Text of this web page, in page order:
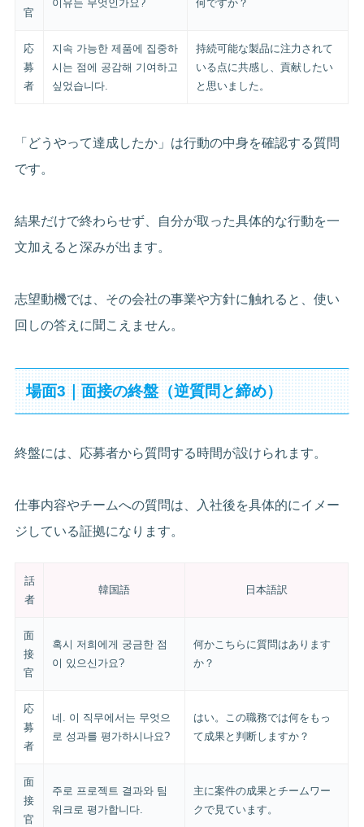
官
이유는 무엇인가요? 何ですか？
応
募
者
지속 가능한 제품에 집중하
시는 점에 공감해 기여하고
싶었습니다.
持続可能な製品に注力されて
いる点に共感し、貢献したい
と思いました。
「どうやって達成したか」は行動の中身を確認する質問
です。
結果だけで終わらせず、自分が取った具体的な行動を一
文加えると深みが出ます。
志望動機では、その会社の事業や方針に触れると、使い
回しの答えに聞こえません。
場面3｜面接の終盤（逆質問と締め）
終盤には、応募者から質問する時間が設けられます。
仕事内容やチームへの質問は、入社後を具体的にイメー
ジしている証拠になります。
話
者
韓国語 日本語訳
面
接
官
혹시 저희에게 궁금한 점
이 있으신가요?
何かこちらに質問はあります
か？
応
募
者
네. 이 직무에서는 무엇으
로 성과를 평가하시나요?
はい。この職務では何をもっ
て成果と判断しますか？
面
接
官
주로 프로젝트 결과와 팀
워크로 평가합니다.
主に案件の成果とチームワー
クで見ています。